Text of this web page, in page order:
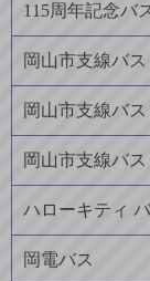
115周年記念バ
岡山市支線バス
岡山市支線バ
岡山市支線バス
ハローキティ
岡電バス